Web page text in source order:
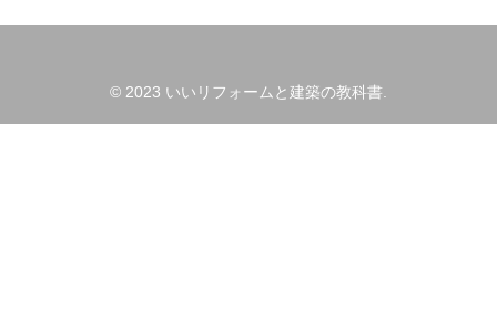
© 2023 いいリフォームと建築の教科書.